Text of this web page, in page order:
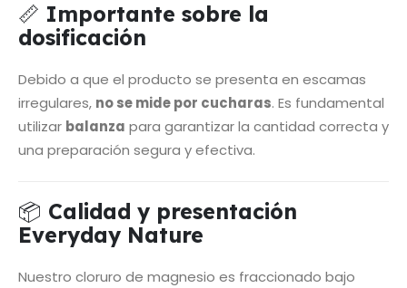
📏 Importante sobre la
dosificación
Debido a que el producto se presenta en escamas
irregulares, no se mide por cucharas. Es fundamental
utilizar balanza para garantizar la cantidad correcta y
una preparación segura y efectiva.
📦 Calidad y presentación
Everyday Nature
Nuestro cloruro de magnesio es fraccionado bajo